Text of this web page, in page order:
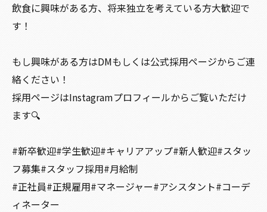
飲食に興味がある方、将来独立を考えている方大歓迎で
す！
もし興味がある方はDMもしくは公式採用ページからご連
絡ください！
採用ページはInstagramプロフィールからご覧いただけ
ます🔍
#新卒歓迎#学生歓迎#キャリアアップ#新人歓迎#スタッ
フ募集#スタッフ採用#月給制
#正社員#正規雇用#マネージャー#アシスタント#コーデ
ィネーター